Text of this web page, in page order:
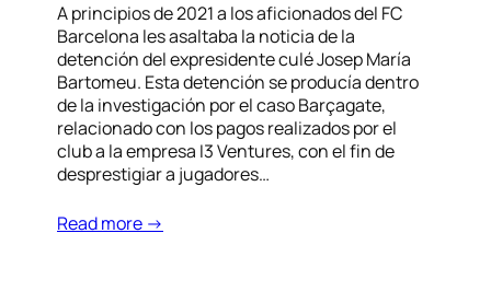
A principios de 2021 a los aficionados del FC
Barcelona les asaltaba la noticia de la
detención del expresidente culé Josep María
Bartomeu. Esta detención se producía dentro
de la investigación por el caso Barçagate,
relacionado con los pagos realizados por el
club a la empresa I3 Ventures, con el fin de
desprestigiar a jugadores…
Read more →